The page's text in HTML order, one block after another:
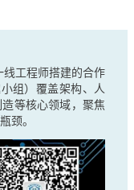
线工程师搭建的合作
组）覆盖架构、人
等核心领域，聚焦
颈。